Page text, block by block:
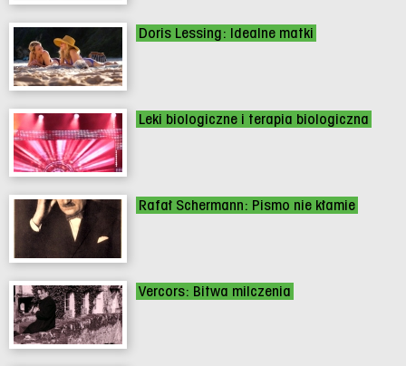
Doris Lessing: Idealne matki
Leki biologiczne i terapia biologiczna
Rafał Schermann: Pismo nie kłamie
Vercors: Bitwa milczenia